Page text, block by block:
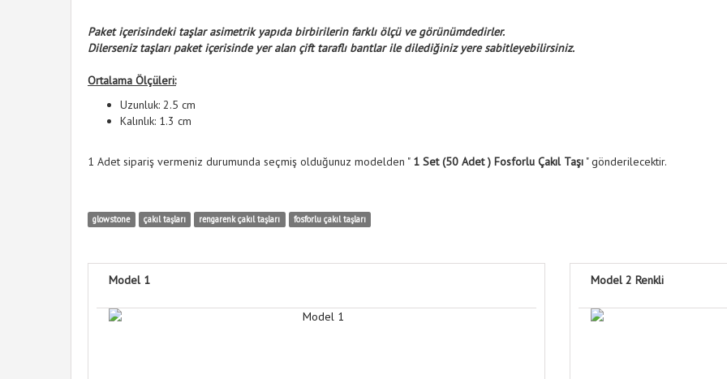
Paket içerisindeki taşlar asimetrik yapıda birbirilerin farklı ölçü ve görünümdedirler.
Dilerseniz taşları paket içerisinde yer alan çift taraflı bantlar ile dilediğiniz yere sabitleyebilirsiniz.
Ortalama Ölçüleri:
Uzunluk: 2.5 cm
Kalınlık: 1.3 cm
1 Adet sipariş vermeniz durumunda seçmiş olduğunuz modelden " 1 Set (50 Adet ) Fosforlu Çakıl Taşı " gönderilecektir.
glowstone çakıl taşları rengarenk çakıl taşları fosforlu çakıl taşları
Model 1 Model 2 Renkli